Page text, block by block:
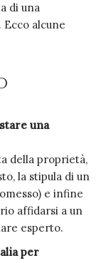
di una
alcune
una
della proprietà,
la stipula di un
e infine
affidarsi a un
esperto.
per